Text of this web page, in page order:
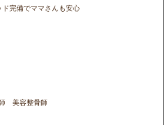
完備でママさんも安心
美容整骨師